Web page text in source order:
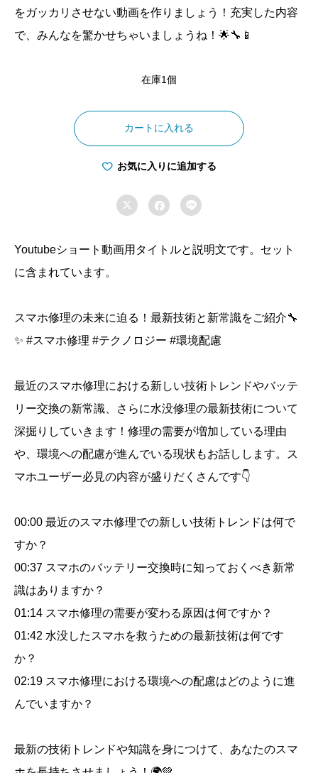
をガッカリさせない動画を作りましょう！充実した内容
で、みんなを驚かせちゃいましょうね！🌟🔧📱
在庫1個
気
急
上
中！
マ
の
ト
ン
ド
を
る
シ
ー
動
ッ
ト
カートに入れる
お気に入りに追加する
  
Youtubeショート動画用タイトルと説明文です。セット
に含まれています。
スマホ修理の未来に迫る！最新技術と新常識をご紹介🔧
✨ #スマホ修理 #テクノロジー #環境配慮
最近のスマホ修理における新しい技術トレンドやバッテ
リー交換の新常識、さらに水没修理の最新技術について
深掘りしていきます！修理の需要が増加している理由
や、環境への配慮が進んでいる現状もお話しします。ス
マホユーザー必見の内容が盛りだくさんです👇
00:00 最近のスマホ修理での新しい技術トレンドは何で
すか？
00:37 スマホのバッテリー交換時に知っておくべき新常
識はありますか？
01:14 スマホ修理の需要が変わる原因は何ですか？
01:42 水没したスマホを救うための最新技術は何です
か？
02:19 スマホ修理における環境への配慮はどのように進
んでいますか？
最新の技術トレンドや知識を身につけて、あなたのスマ